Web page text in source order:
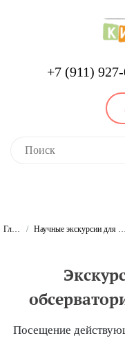
+7 (911)
Главная Научные экскурсии для школьников и студентов
Посещение